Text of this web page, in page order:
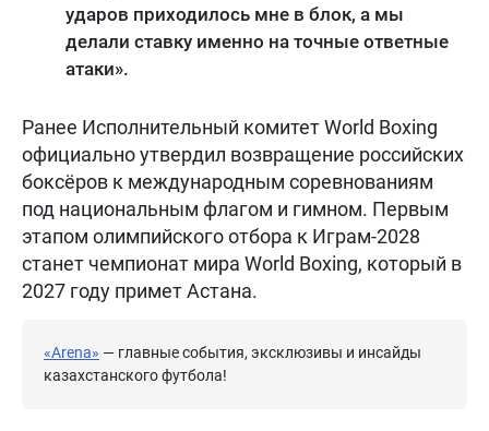
ударов приходилось мне в блок, а мы
делали ставку именно на точные ответные
атаки».
Ранее Исполнительный комитет World Boxing
официально утвердил возвращение российских
боксёров к международным соревнованиям
под национальным флагом и гимном. Первым
этапом олимпийского отбора к Играм-2028
станет чемпионат мира World Boxing, который в
2027 году примет Астана.
«Arena» — главные события, эксклюзивы и инсайды
казахстанского футбола!